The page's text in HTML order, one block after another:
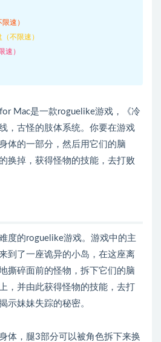
速）
不限速）
速）
for Mac是一款roguelike游戏，《冷
，古怪的肢体系统。你要在游戏
体的一部分，然后用它们的脑
换掉，获得怪物的技能，去打败
度的roguelike游戏。游戏中的主
到了一座诡异的小岛，在这座离
撕碎面前的怪物，拆下它们的脑
，并由此获得怪物的技能，去打
示妹妹失踪的秘密。
体，腿3部分可以被角色拆下来换